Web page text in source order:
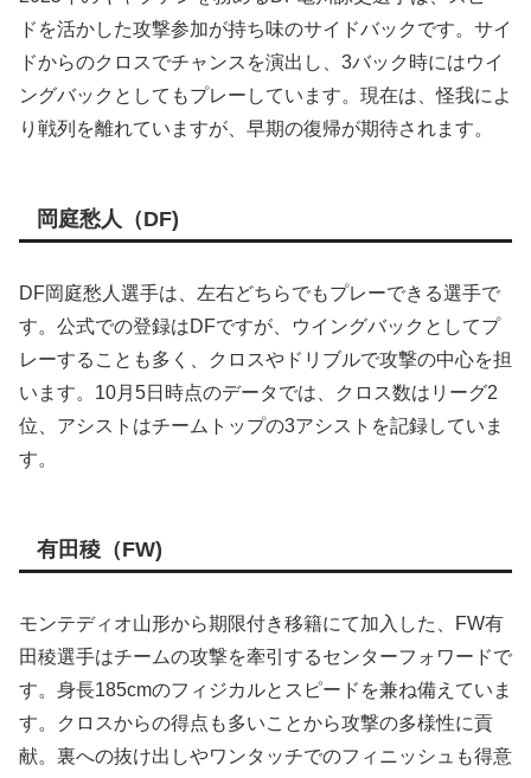
ドを活かした攻撃参加が持ち味のサイドバックです。サイ
ドからのクロスでチャンスを演出し、3バック時にはウイ
ングバックとしてもプレーしています。現在は、怪我によ
り戦列を離れていますが、早期の復帰が期待されます。
岡庭愁人（DF)
DF岡庭愁人選手は、左右どちらでもプレーできる選手で
す。公式での登録はDFですが、ウイングバックとしてプ
レーすることも多く、クロスやドリブルで攻撃の中心を担
います。10月5日時点のデータでは、クロス数はリーグ2
位、アシストはチームトップの3アシストを記録していま
す。
有田稜（FW)
モンテディオ山形から期限付き移籍にて加入した、FW有
田稜選手はチームの攻撃を牽引するセンターフォワードで
す。身長185cmのフィジカルとスピードを兼ね備えていま
す。クロスからの得点も多いことから攻撃の多様性に貢
献。裏への抜け出しやワンタッチでのフィニッシュも得意